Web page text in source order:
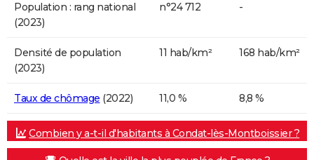
Population : rang national
(2023)
n°24 712 -
Densité de population
(2023)
11 hab/km² 168 hab/km²
Taux de chômage (2022) 11,0 % 8,8 %
Combien y a-t-il d'habitants à Condat-lès-Montboissier ?